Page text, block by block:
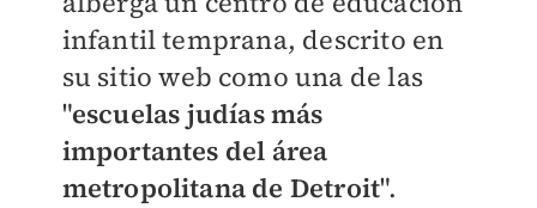
infantil temprana, descrito en
su sitio web como una de las
"escuelas judías más
importantes del área
metropolitana de Detroit".